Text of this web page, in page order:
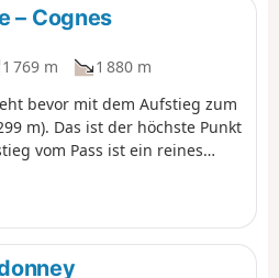
oft Italiener, Franzosen
– Cognes
1 769 m
1 880 m
bevor mit dem Aufstieg zum
m). Das ist der höchste Punkt
vom Pass ist ein reines
hinunterlaufen. Es ist
vielen Leuten. Der Abstieg
ebenfalls lang, aber es gibt
denen man sich ausruhen